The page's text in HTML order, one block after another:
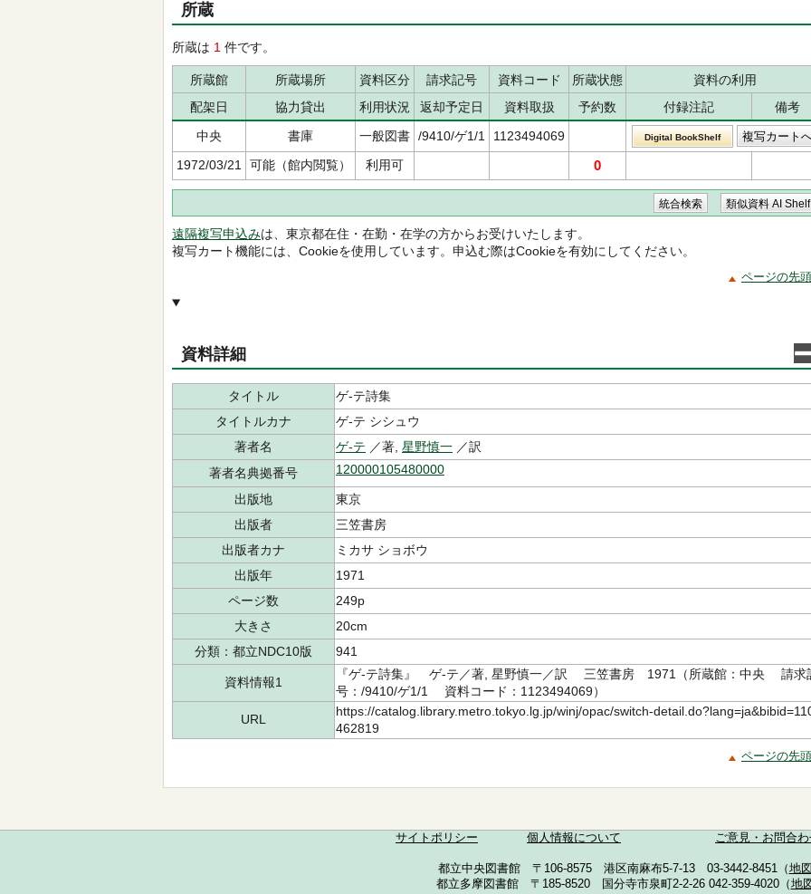
所蔵
所蔵は 1 件です。
所蔵館 所蔵場所 資料区分 請求記号 資料コード 所蔵状態
資料の利用
配架日
協力貸出 利用状況 返却予定日 資料取扱 予約数 付録注記
備考
中央
書庫 一般図書 /9410/ゲ1/1 1123494069 Digital BookShelf
1972/03/21 可能（館内閲覧） 利用可 0
遠隔複写申込みは、東京都在住・在勤・在学の方からお受けいたします。
複写カート機能には、Cookieを使用しています。申込む際はCookieを有効にしてください。
ページの先
資料詳細
タイトル
ゲ-テ詩集
タイトルカナ
ゲ-テ シシュウ
著者名
ゲ-テ ／著, 星野慎一 ／訳
著者名典拠番号
120000105480000
出版地
東京
出版者
三笠書房
出版者カナ
ミカサ ショボウ
出版年
1971
ページ数
249p
大きさ
20cm
分類：都立NDC10版
941
資料情報1
『ゲ-テ詩集』 ゲ-テ／著, 星野慎一／訳 三笠書房 1971（所蔵館：中央 請求
号：/9410/ゲ1/1 資料コード：1123494069）
URL
https://catalog.library.metro.tokyo.lg.jp/winj/opac/switch-
462819
ページの先
サイトポリシー 個人情報について ご意見・お問合
都立中央図書館 〒106-8575 港区南麻布5-7-13 03-3442-8451（地
都立多摩図書館 〒185-8520 国分寺市泉町2-2-26 042-359-4020（地